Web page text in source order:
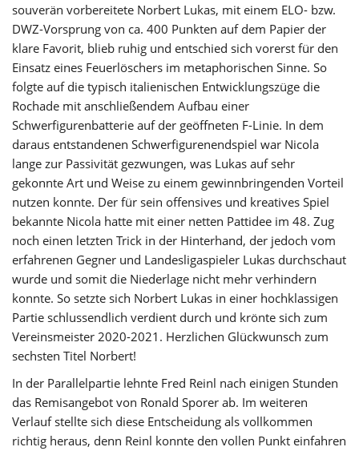
souverän vorbereitete Norbert Lukas, mit einem ELO- bzw.
DWZ-Vorsprung von ca. 400 Punkten auf dem Papier der
klare Favorit, blieb ruhig und entschied sich vorerst für den
Einsatz eines Feuerlöschers im metaphorischen Sinne. So
folgte auf die typisch italienischen Entwicklungszüge die
Rochade mit anschließendem Aufbau einer
Schwerfigurenbatterie auf der geöffneten F-Linie. In dem
daraus entstandenen Schwerfigurenendspiel war Nicola
lange zur Passivität gezwungen, was Lukas auf sehr
gekonnte Art und Weise zu einem gewinnbringenden Vorteil
nutzen konnte. Der für sein offensives und kreatives Spiel
bekannte Nicola hatte mit einer netten Pattidee im 48. Zug
noch einen letzten Trick in der Hinterhand, der jedoch vom
erfahrenen Gegner und Landesligaspieler Lukas durchschaut
wurde und somit die Niederlage nicht mehr verhindern
konnte. So setzte sich Norbert Lukas in einer hochklassigen
Partie schlussendlich verdient durch und krönte sich zum
Vereinsmeister 2020-2021. Herzlichen Glückwunsch zum
sechsten Titel Norbert!
In der Parallelpartie lehnte Fred Reinl nach einigen Stunden
das Remisangebot von Ronald Sporer ab. Im weiteren
Verlauf stellte sich diese Entscheidung als vollkommen
richtig heraus, denn Reinl konnte den vollen Punkt einfahren